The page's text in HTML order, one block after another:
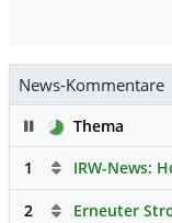
News-Kommentare
PauseThema
1
2